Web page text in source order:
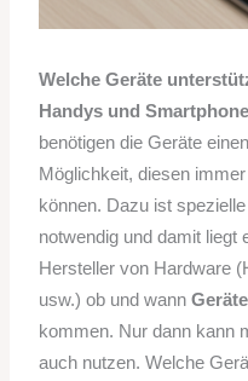
Welche Geräte
Handys und
benötigen die Geräte
Möglichkeit, diesen
können. Dazu ist
notwendig und damit liegt
Hersteller von Hardware
usw.) ob und wann
kommen. Nur dann kann
auch nutzen. Welche